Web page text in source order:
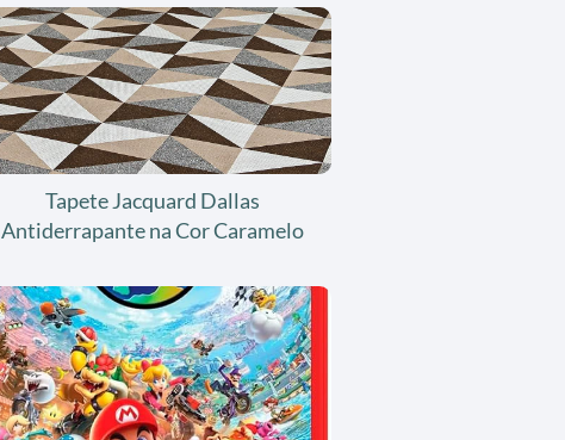
Tapete Jacquard Dallas
Antiderrapante na Cor Caramelo